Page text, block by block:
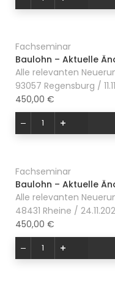
Fachseminar
Baulohn – Aktuelle
Alle relevanten
93057 Regensburg /
450,00 €
Fachseminar
Baulohn – Aktuelle
Alle relevanten
48431 Rheine /
450,00 €